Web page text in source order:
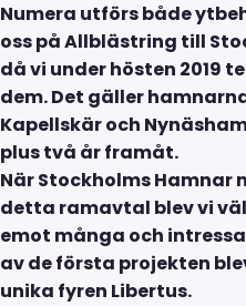
Numera utförs både
oss på Allblästring till
då vi under hösten 2019
dem. Det gäller
Kapellskär och
plus två år framåt.
När Stockholms
detta ramavtal blev vi
emot många och
av de första projekten
unika fyren Libertus.